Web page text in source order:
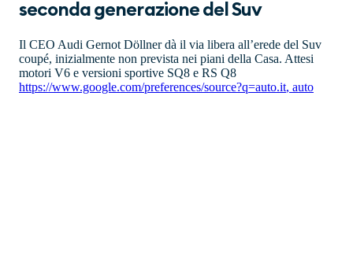
seconda generazione del Suv
Il CEO Audi Gernot Döllner dà il via libera all’erede del Suv
coupé, inizialmente non prevista nei piani della Casa. Attesi
motori V6 e versioni sportive SQ8 e RS Q8
https://www.google.com/preferences/source?q=auto.it, auto